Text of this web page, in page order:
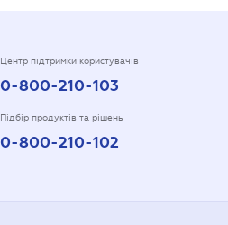
Центр підтримки користувачів
0-800-210-103
Підбір продуктів та рішень
0-800-210-102